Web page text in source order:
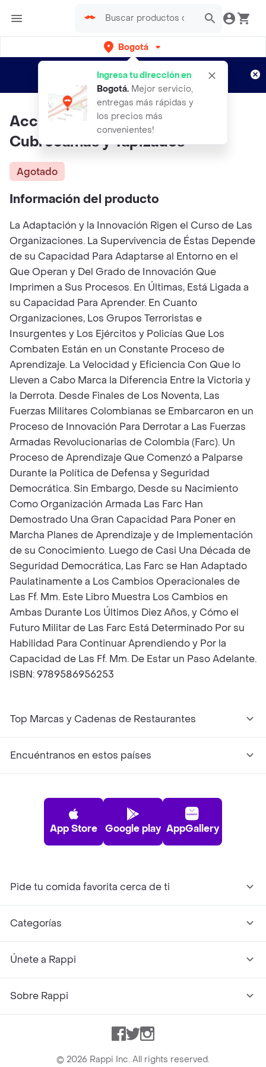
Bogotá
Ingresa tu dirección en
Bogotá. Mejor servicio,
entregas más rápidas y
los precios más
convenientes!
envíos gratis por semanas
Aplican TyC
Accesorios en Tela Sábanas
Cubrecamas y Tapizados
Agotado
Información del producto
La Adaptación y la Innovación Rigen el Curso de Las
Organizaciones. La Supervivencia de Éstas Depende
de su Capacidad Para Adaptarse al Entorno en el
Que Operan y Del Grado de Innovación Que
Imprimen a Sus Procesos. En Últimas, Está Ligada a
su Capacidad Para Aprender. En Cuanto
Organizaciones, Los Grupos Terroristas e
Insurgentes y Los Ejércitos y Policías Que Los
Combaten Están en un Constante Proceso de
Aprendizaje. La Velocidad y Eficiencia Con Que lo
Lleven a Cabo Marca la Diferencia Entre la Victoria y
la Derrota. Desde Finales de Los Noventa, Las
Fuerzas Militares Colombianas se Embarcaron en un
Proceso de Innovación Para Derrotar a Las Fuerzas
Armadas Revolucionarias de Colombia (Farc). Un
Proceso de Aprendizaje Que Comenzó a Palparse
Durante la Política de Defensa y Seguridad
Democrática. Sin Embargo, Desde su Nacimiento
Como Organización Armada Las Farc Han
Demostrado Una Gran Capacidad Para Poner en
Marcha Planes de Aprendizaje y de Implementación
de su Conocimiento. Luego de Casi Una Década de
Seguridad Democrática, Las Farc se Han Adaptado
Paulatinamente a Los Cambios Operacionales de
Las Ff. Mm. Este Libro Muestra Los Cambios en
Ambas Durante Los Últimos Diez Años, y Cómo el
Futuro Militar de Las Farc Está Determinado Por su
Habilidad Para Continuar Aprendiendo y Por la
Capacidad de Las Ff. Mm. De Estar un Paso Adelante.
ISBN: 9789586956253
Top Marcas y Cadenas de Restaurantes
Encuéntranos en estos países
App Store Google play AppGallery
Pide tu comida favorita cerca de ti
Categorías
Únete a Rappi
Sobre Rappi
Facebook
TwitterInstagram
© 2026 Rappi Inc. All rights reserved.